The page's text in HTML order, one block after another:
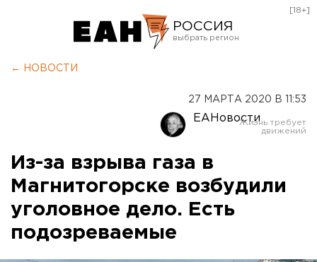
РОССИЯ
Оренбург
[18+]
← НОВОСТИ
27 МАРТА 2020 В 11:53
ЕАНовости
Из-за взрыва газа в
Магнитогорске возбудили
уголовное дело. Есть
подозреваемые